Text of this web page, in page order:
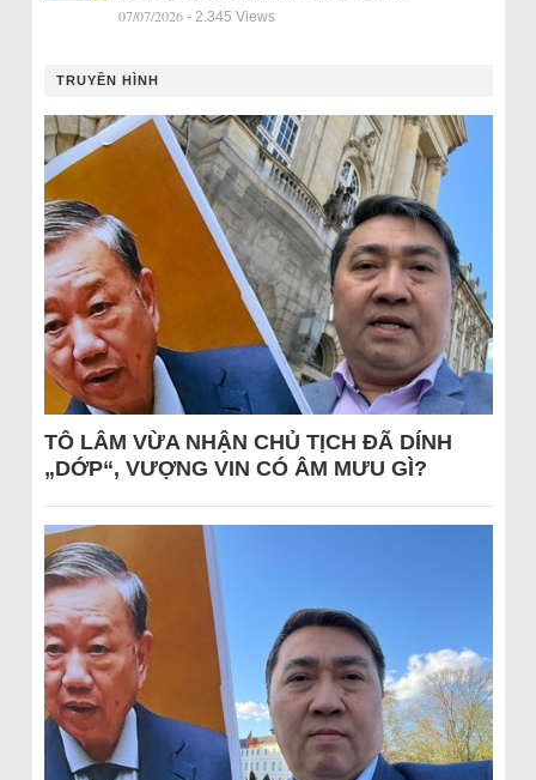
07/07/2026 - 2.345 Views
TRUYỀN HÌNH
TÔ LÂM VỪA NHẬN CHỦ TỊCH ĐÃ DÍNH
„DỚP“, VƯỢNG VIN CÓ ÂM MƯU GÌ?